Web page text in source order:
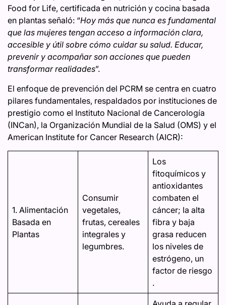
Food for Life, certificada en nutrición y cocina basada
en plantas señaló: “Hoy más que nunca es fundamental
que las mujeres tengan acceso a información clara,
accesible y útil sobre cómo cuidar su salud. Educar,
prevenir y acompañar son acciones que pueden
transformar realidades”.
El enfoque de prevención del PCRM se centra en cuatro
pilares fundamentales, respaldados por instituciones de
prestigio como el Instituto Nacional de Cancerología
(INCan), la Organización Mundial de la Salud (OMS) y el
American Institute for Cancer Research (AICR):
1. Alimentación
Basada en
Plantas
Consumir
vegetales,
frutas, cereales
integrales y
legumbres.
Los
fitoquímicos y
antioxidantes
combaten el
cáncer; la alta
fibra y baja
grasa reducen
los niveles de
estrógeno, un
factor de riesgo
.